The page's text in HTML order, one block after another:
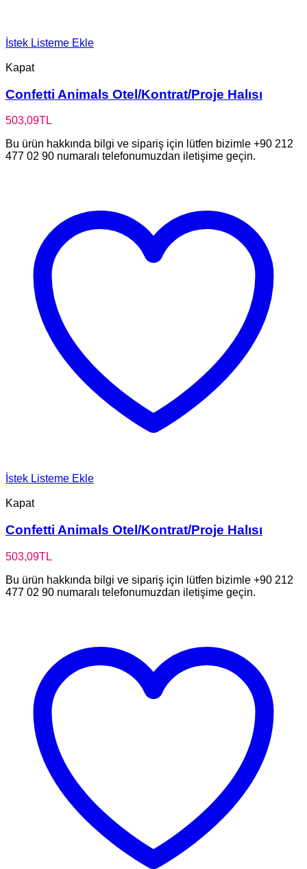
İstek Listeme Ekle
Kapat
Confetti Animals Otel/Kontrat/Proje Halısı
503,09TL
Bu ürün hakkında bilgi ve sipariş için lütfen bizimle +90 212
477 02 90 numaralı telefonumuzdan iletişime geçin.
İstek Listeme Ekle
Kapat
Confetti Animals Otel/Kontrat/Proje Halısı
503,09TL
Bu ürün hakkında bilgi ve sipariş için lütfen bizimle +90 212
477 02 90 numaralı telefonumuzdan iletişime geçin.